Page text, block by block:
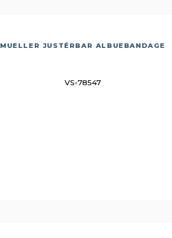
MUELLER JUSTÉRBAR ALBUEBANDAGE
VS-78547